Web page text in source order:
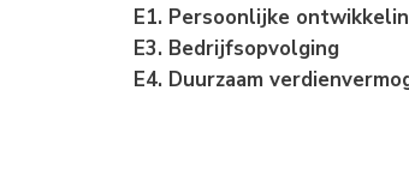
E1. Persoonlijke
E3. Bedrijfsopvolging
E4. Duurzaam